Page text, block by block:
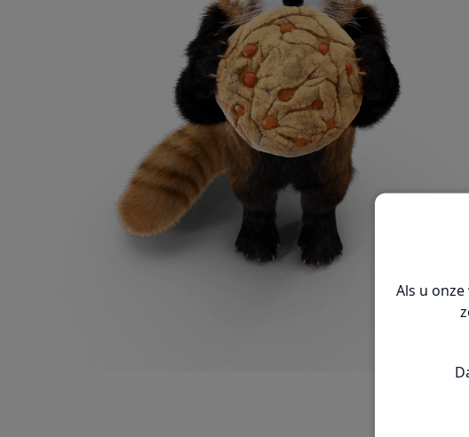
Als u